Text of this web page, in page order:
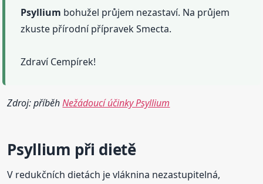
Psyllium bohužel průjem nezastaví. Na průjem
zkuste přírodní přípravek Smecta.
Zdraví Cempírek!
Zdroj: příběhNežádoucí účinky Psyllium
Psyllium při dietě
V redukčních dietách je vláknina nezastupitelná,